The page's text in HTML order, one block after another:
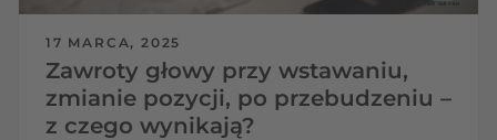
17 MARCA, 2025
Zawroty głowy przy wstawaniu,
zmianie pozycji, po przebudzeniu –
z czego wynikają?